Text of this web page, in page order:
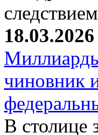
18.03.2026
чиновник
В столице